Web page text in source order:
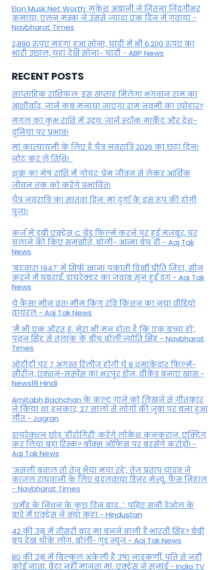
Elon Musk Net Worth: मुकेश अंबानी ने जितना जिंदगीभर
कमाया, एलन मस्क ने उससे ज्यादा एक दिन में गंवाया -
Navbharat Times
2,890 रुपए महंगा हुआ सोना, चांदी में भी 6,200 रुपए का
भारी उछाल, यहां देखें सोना- चांदी - ABP News
RECENT POSTS
साप्ताहिक राशिफल: इस सप्ताह मिलेगा भगवान राम का
आशीर्वाद, जानें कब मनाया जाएगा राम नवमी का त्योहार?
मंगल का कुंभ राशि में उदय: जानें स्‍टॉक मार्केट और देश-
दुनिया पर प्रभाव!
मां कात्‍यायनी के लिए है चैत्र नवरात्रि 2026 का छठा दिन!
नोट कर लें तिथि!
शुक्र का मेष राशि में गोचर: प्रेम जीवन से लेकर आर्थिक
जीवन तक को करेंगे प्रभावित!
चैत्र नवरात्रि का सातवां दिन: मां दुर्गा के इस रूप की होगी
पूजा!
कर्ज में डूबी एक्ट्रेस C ग्रेड फिल्में करने पर हुई मजबूर, घर
चलाने को किए समझौते, बोली- आत्मा बेच दी - Aaj Tak
News
'बंटवारा 1947' में सिर्फ खाना पकाती दिखीं प्रीति जिंटा, सीन
करने में घबराईं, डायरेक्टर का जवाब सुन हुईं दंग - Aaj Tak
News
ये कैसा मौन व्रत! मीम किंग रवि किशन का नया वीडियो
वायरल - Aaj Tak News
'मैं भी एक औरत हूं, मेरा भी मन होता है कि एक बच्चा हो',
पवन सिंह से तलाक के बीच बोलीं ज्योति सिंह - Navbharat
Times
ओटीटी पर 7 अगस्त रिलीज होंगी ये 8 धमाकेदार फिल्में-
सीरीज, एक्शन-सस्पेंस का भरपूर डोज, वीकेंड बनाएं खास -
News18 Hindi
Amitabh Bachchan के कल्ट गाने को लिखने से गीतकार
ने किया था इनकार, 27 सालों से लोगों की जुबां पर बना हुआ
गीत - Jagran
डायरेक्शन छोड़ 'हीरोगिरी' करेंगे लोकेश कनकराज, एक्टिंग
कर लिया बड़ा रिस्क? बॉक्स ऑफिस पर बरसेंगे करोड़ों! -
Aaj Tak News
'असली बवाल तो तेजू भैया मचा रहे', तेज प्रताप यादव ने
काजल राघवानी के लिए बदलवाया डिनर मेन्यू, फैंस न‍िहाल
- Navbharat Times
'धर्मेंद्र के निधन के कुछ दिन बाद...', पढ़िए सनी देओल के
बारे में एक्ट्रेस ने क्या कहा - Hindustan
42 की उम्र में तीसरी बार मां बनने वाली हैं भारती सिंह? बेबी
बंप देख चौंके लोग, बोलीं- गुड न्यूज - Aaj Tak News
80 की उम्र में बिल्कुल अकेली हैं उषा नाडकर्णी, पति से नहीं
कोई नाता, बेटा नहीं मानता मां, एक्ट्रेस ने सुनाई - India TV